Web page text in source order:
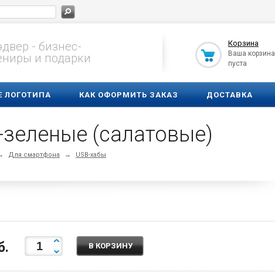
- бизнес-
и подарки
Корзина
Ваша корзина
пуста
ЛОГОТИПА КАК ОФОРМИТЬ ЗАКАЗ ДОСТАВКА
(салатовые)
Для смартфона → USB-хабы
В КОРЗИНУ